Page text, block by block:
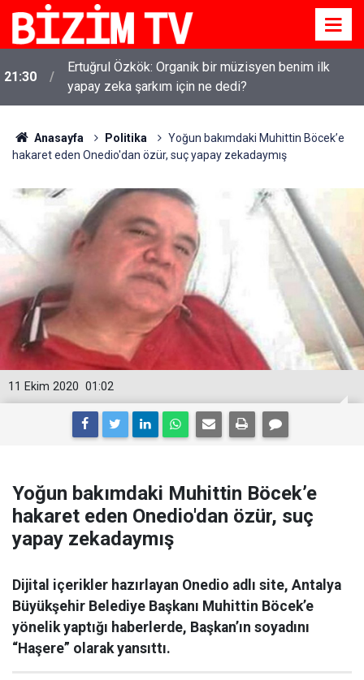
21:30
Ertuğrul Özkök: Organik bir müzisyen benim ilk
yapay zeka şarkım için ne dedi?
Anasayfa Politika
Yoğun bakımdaki Muhittin Böcek’e
hakaret eden Onedio'dan özür, suç yapay zekadaymış
01:02
11 Ekim 2020
Yoğun bakımdaki Muhittin Böcek’e
hakaret eden Onedio'dan özür, suç
yapay zekadaymış
Dijital içerikler hazırlayan Onedio adlı site, Antalya
Büyükşehir Belediye Başkanı Muhittin Böcek’e
yönelik yaptığı haberlerde, Başkan’ın soyadını
“Haşere” olarak yansıttı.